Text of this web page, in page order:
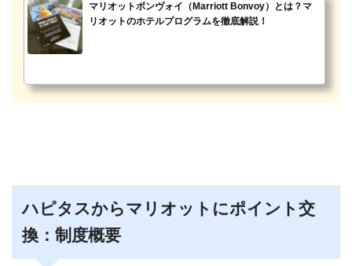
マリオットボンヴォイ（Marriott Bonvoy）とは？マ
リオットのホテルプログラムを徹底解説！
ハピタスからマリオットにポイント交
換：制度概要